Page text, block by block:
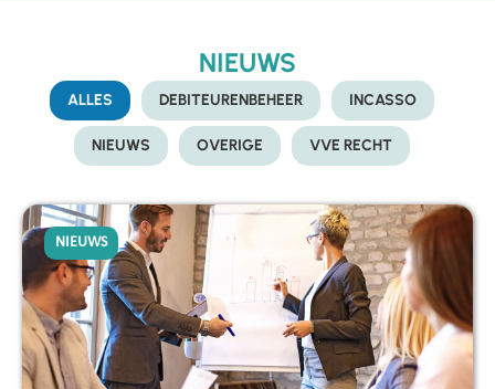
NIEUWS
ALLES DEBITEURENBEHEER INCASSO
NIEUWS OVERIGE VVE RECHT
NIEUWS